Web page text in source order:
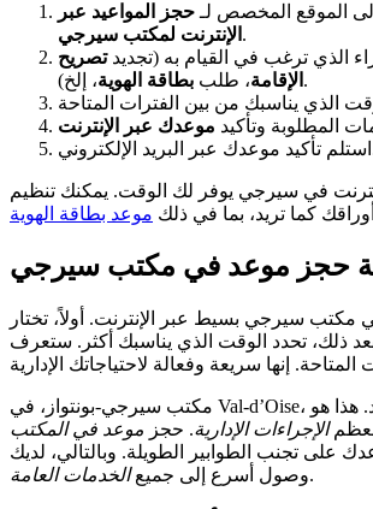
الموقع المخصص لـ حجز المواعيد عبر
الإنترنت لمكتب سيرجي .
الذي ترغب في القيام به (تجديدتصريح
الإقامة، طلب بطاقة الهوية
، إلخ).
المطلوبة وتأكيد موعدك عبر الإنترنت
في سيرجي يوفر لك الوقت. يمكنك تنظيم
أوراقك كما تريد، بما في ذلك موعد بطاقة الهوية
حجز موعد في مكتب سيرجي
سيرجي بسيط عبر الإنترنت. أولاً، تختار
ذلك، تحدد الوقت الذي يناسبك أكثر. ستعرف
مكتب سيرجي-بونتواز، في Val-d’Oise، يستقبل المواعيد. هذا هو
الإجراءات الإدارية. حجز موعد في المكتب
على تجنب الطوابير الطويلة. وبالتالي، لديك
وصول أسرع إلى جميعالخدمات العامة .